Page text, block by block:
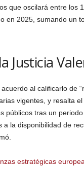
que oscilará entre los
en 2025, sumando un
Justicia
al calificarlo de
vigentes, y resalta
públicos tras un
la disponibilidad de
estratégicas